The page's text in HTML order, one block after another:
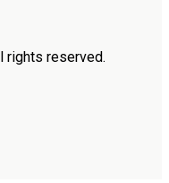
rights reserved.